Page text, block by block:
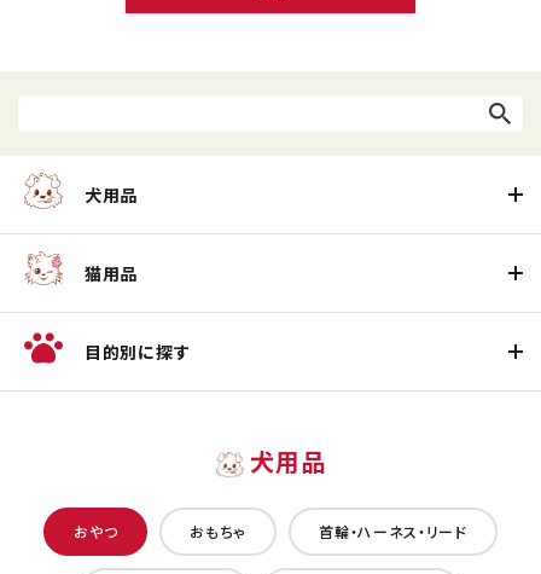
犬用品
猫用品
目的別に探す
犬用品
おやつ おもちゃ 首輪・ハーネス・リード